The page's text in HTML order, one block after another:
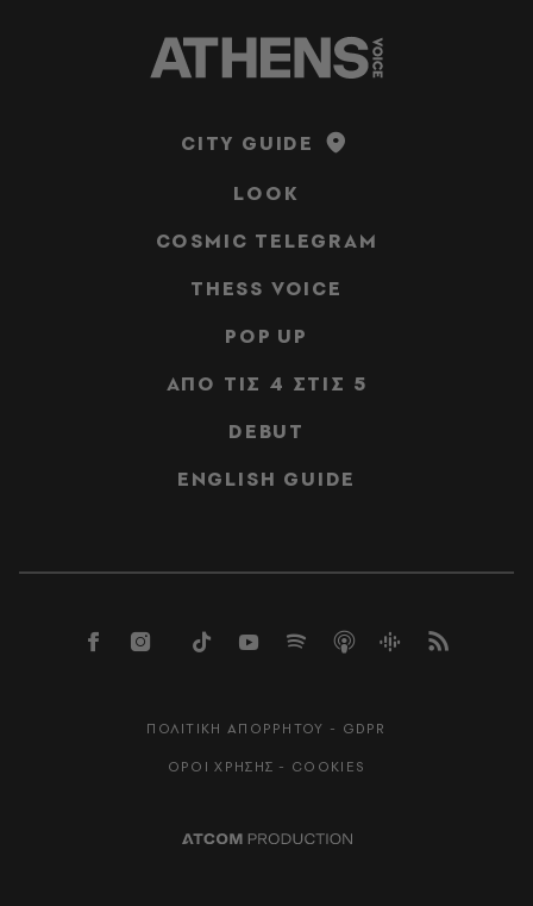
CITY GUIDE
LOOK
COSMIC TELEGRAM
THESS VOICE
POP UP
ΑΠΟ ΤΙΣ 4 ΣΤΙΣ 5
DEBUT
ENGLISH GUIDE
ΠΟΛΙΤΙΚΗ ΑΠΟΡΡΗΤΟΥ - GDPR
ΟΡΟΙ ΧΡΗΣΗΣ - COOKIES